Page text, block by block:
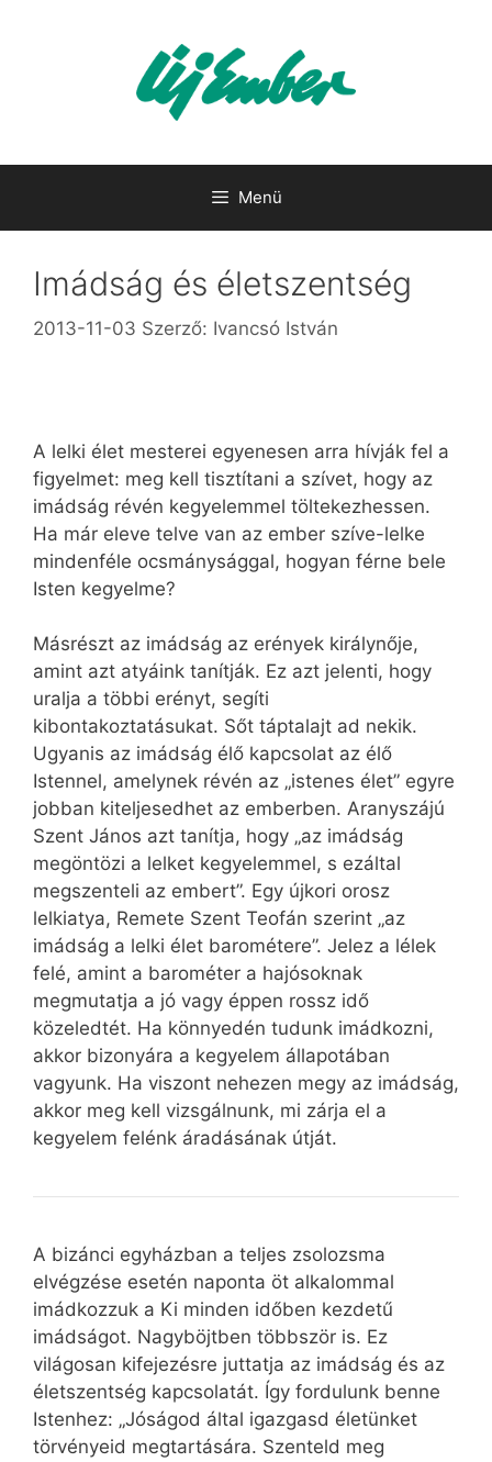
Menü
Imádság és életszentség
2013-11-03 Szerző: Ivancsó István
A lelki élet mesterei egyenesen arra hívják fel a
figyelmet: meg kell tisztítani a szívet, hogy az
imádság révén kegyelemmel töltekezhessen.
Ha már eleve telve van az ember szíve-lelke
mindenféle ocsmánysággal, hogyan férne bele
Isten kegyelme?
Másrészt az imádság az erények királynője,
amint azt atyáink tanítják. Ez azt jelenti, hogy
uralja a többi erényt, segíti
kibontakoztatásukat. Sőt táptalajt ad nekik.
Ugyanis az imádság élő kapcsolat az élő
Istennel, amelynek révén az „istenes élet” egyre
jobban kiteljesedhet az emberben. Aranyszájú
Szent János azt tanítja, hogy „az imádság
megöntözi a lelket kegyelemmel, s ezáltal
megszenteli az embert”. Egy újkori orosz
lelkiatya, Remete Szent Teofán szerint „az
imádság a lelki élet barométere”. Jelez a lélek
felé, amint a barométer a hajósoknak
megmutatja a jó vagy éppen rossz idő
közeledtét. Ha könnyedén tudunk imádkozni,
akkor bizonyára a kegyelem állapotában
vagyunk. Ha viszont nehezen megy az imádság,
akkor meg kell vizsgálnunk, mi zárja el a
kegyelem felénk áradásának útját.
A bizánci egyházban a teljes zsolozsma
elvégzése esetén naponta öt alkalommal
imádkozzuk a Ki minden időben kezdetű
imádságot. Nagyböjtben többször is. Ez
világosan kifejezésre juttatja az imádság és az
életszentség kapcsolatát. Így fordulunk benne
Istenhez: „Jóságod által igazgasd életünket
törvényeid megtartására. Szenteld meg